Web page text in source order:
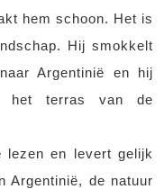
hem schoon. Het is
Hij smokkelt
Argentinië en hij
het terras van de
lezen en levert gelijk
Argentinië, de natuur